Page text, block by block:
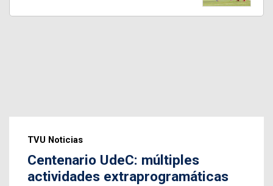
TVU Noticias
Centenario UdeC: múltiples
actividades extraprogramáticas